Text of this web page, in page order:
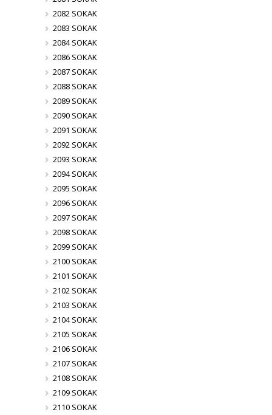
2082 SOKAK
2083 SOKAK
2084 SOKAK
2086 SOKAK
2087 SOKAK
2088 SOKAK
2089 SOKAK
2090 SOKAK
2091 SOKAK
2092 SOKAK
2093 SOKAK
2094 SOKAK
2095 SOKAK
2096 SOKAK
2097 SOKAK
2098 SOKAK
2099 SOKAK
2100 SOKAK
2101 SOKAK
2102 SOKAK
2103 SOKAK
2104 SOKAK
2105 SOKAK
2106 SOKAK
2107 SOKAK
2108 SOKAK
2109 SOKAK
2110 SOKAK